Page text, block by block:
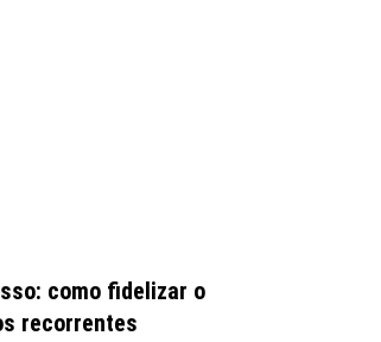
como fidelizar o
recorrentes